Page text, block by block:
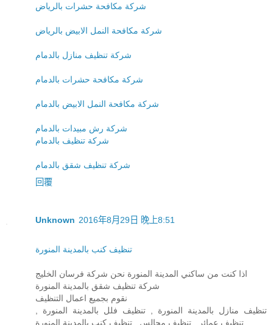
شركة مكافحة حشرات بالرياض
شركة مكافحة النمل الابيض بالرياض
شركة تنظيف منازل بالدمام
شركة مكافحة حشرات بالدمام
شركة مكافحة النمل الابيض بالدمام
شركة رش مبيدات بالدمام
شركة تنظيف بالدمام
شركة تنظيف شقق بالدمام
回覆
Unknown 2016年8月29日 晚上8:51
تنظيف كنب بالمدينة المنورة
اذا كنت من ساكني المدينة المنورة نحن شركة فرسان الخليج
شركة تنظيف شقق بالمدينة المنورة
نقوم بجميع اعمال التنظيف
تنظيف منازل بالمدينة المنورة , تنظيف فلل بالمدينة المنورة ,
تنظيف عمائر , تنظيف مجالس , تنظيف كنب بالمدينة المنورة